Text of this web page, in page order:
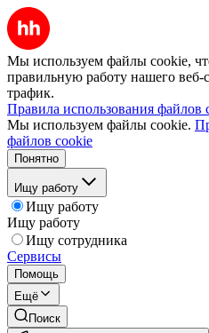
Мы используем файлы cookie,
правильную работу нашего веб-
трафик.
Правила использования файлов
Мы используем файлы cookie.
файлов cookie
Понятно
Ищу работу
Ищу работу
Ищу работу
Ищу сотрудника
Сервисы
Помощь
Ещё
Поиск